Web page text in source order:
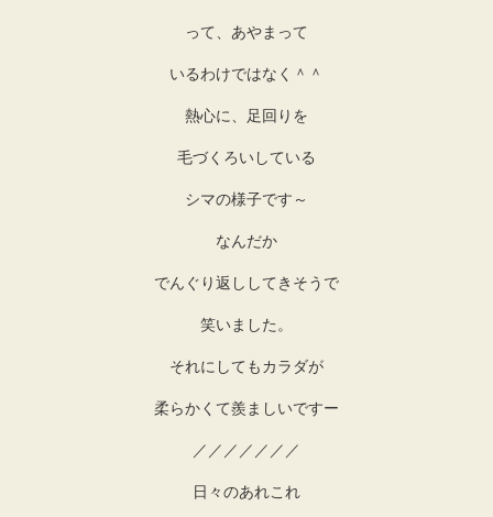
って、あやまって
いるわけではなく＾＾
熱心に、足回りを
毛づくろいしている
シマの様子です～
なんだか
でんぐり返ししてきそうで
笑いました。
それにしてもカラダが
柔らかくて羨ましいですー
／／／／／／／
日々のあれこれ